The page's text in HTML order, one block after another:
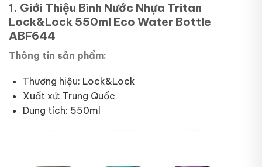
1. Giới Thiệu Bình Nước Nhựa Tritan
Lock&Lock 550ml Eco Water Bottle
ABF644
Thông tin sản phẩm:
Thương hiệu: Lock&Lock
Xuất xứ: Trung Quốc
Dung tích: 550ml